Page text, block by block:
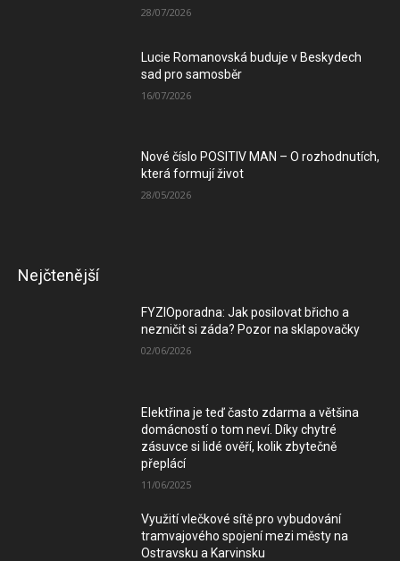
28/07/2026
Lucie Romanovská buduje v Beskydech
sad pro samosběr
16/07/2026
Nové číslo POSITIV MAN – O rozhodnutích,
která formují život
28/05/2026
Nejčtenější
FYZIOporadna: Jak posilovat břicho a
nezničit si záda? Pozor na sklapovačky
02/06/2026
Elektřina je teď často zdarma a většina
domácností o tom neví. Díky chytré
zásuvce si lidé ověří, kolik zbytečně
přeplácí
11/06/2025
Využití vlečkové sítě pro vybudování
tramvajového spojení mezi městy na
Ostravsku a Karvinsku